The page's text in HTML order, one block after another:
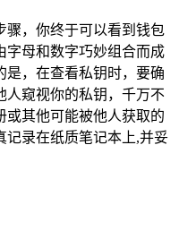
骤，你终于可以看到钱包
字母和数字巧妙组合而成
是，在查看私钥时，要确
人窥视你的私钥，千万不
或其他可能被他人获取的
记录在纸质笔记本上,并妥